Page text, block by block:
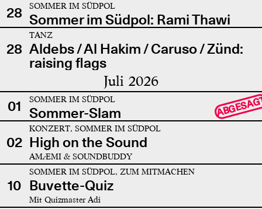
28
SOMMER IM SÜDPOL
Sommer im Südpol: Rami Thawi
28
TANZ
Aldebs / Al Hakim / Caruso / Zünd:
raising flags
Juli 2026
01 SOMMER IM SÜDPOL
Sommer-Slam
02
KONZERT, SOMMER IM SÜDPOL
High on the Sound
AMÆMI & SOUNDBUDDY
10
SOMMER IM SÜDPOL, ZUM MITMACHEN
Buvette-Quiz
Mit Quizmaster Adi